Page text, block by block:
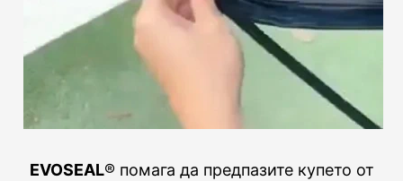
EVOSEAL® помага да предпазите купето от